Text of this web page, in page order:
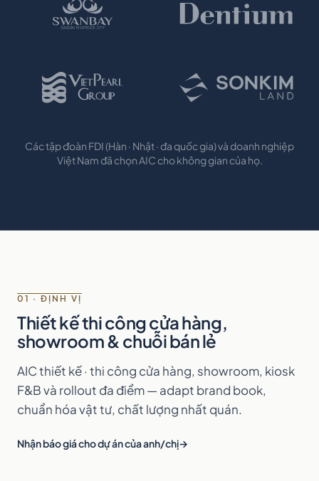
Các tập đoàn FDI (Hàn · Nhật · đa quốc gia) và doanh nghiệp
Việt Nam đã chọn AIC cho không gian của họ.
01 · ĐỊNH VỊ
Thiết kế thi công cửa hàng,
showroom & chuỗi bán lẻ
AIC thiết kế · thi công cửa hàng, showroom, kiosk
F&B và rollout đa điểm — adapt brand book,
chuẩn hóa vật tư, chất lượng nhất quán.
Nhận báo giá cho dự án của anh/chị